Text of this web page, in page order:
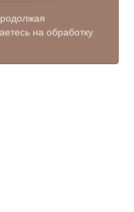
на обработку